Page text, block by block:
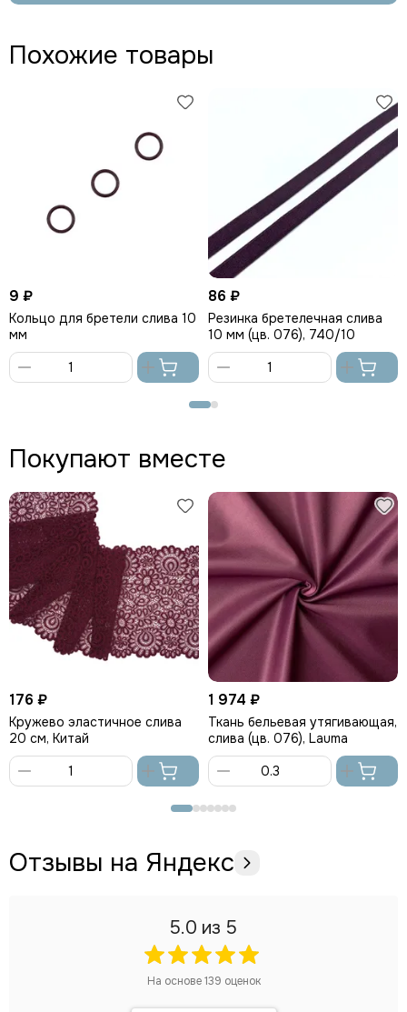
Похожие товары
9 ₽
Кольцо для бретели слива 10
мм
корзину
86 ₽
Резинка бретелечная слива
10 мм (цв. 076), 740/10
Покупают вместе
176 ₽
Кружево эластичное слива
20 см, Китай
корзину
1 974 ₽
Ткань бельевая утягивающая,
слива (цв. 076), Lauma
Отзывы на Яндекс
5.0 из 5
На основе139 оценок